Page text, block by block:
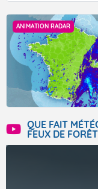
ANIMATION RADAR
QUE FAIT
FEUX DE